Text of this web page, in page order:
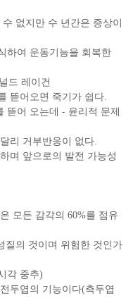
없지만 수 년간은 증상이
하여 운동기능을 회복한
드 레이건
뜯어오면 죽기가 쉽다.
뜯어 오는데 - 윤리적 문제
리 거부반응이 없다.
며 앞으로의 발전 가능성
모든 감각의 60%를 점유
질의 것이며 위험한 것인가
각 중추)
두엽의 기능이다(측두엽